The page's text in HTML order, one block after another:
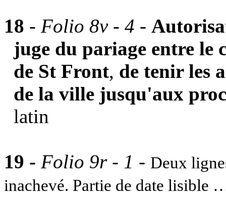
18 - Folio 8v - 4 -
juge du pariage entre le
de St Front, de tenir les
de la ville jusqu'aux
latin
19 - Folio 9r - 1 - Deux
inachevé. Partie de date lisible